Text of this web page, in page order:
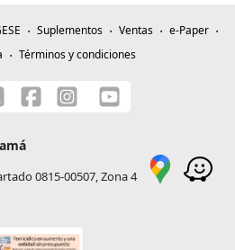
Suplementos Ventas
e-Paper
Términos y condiciones
0815-00507, Zona 4